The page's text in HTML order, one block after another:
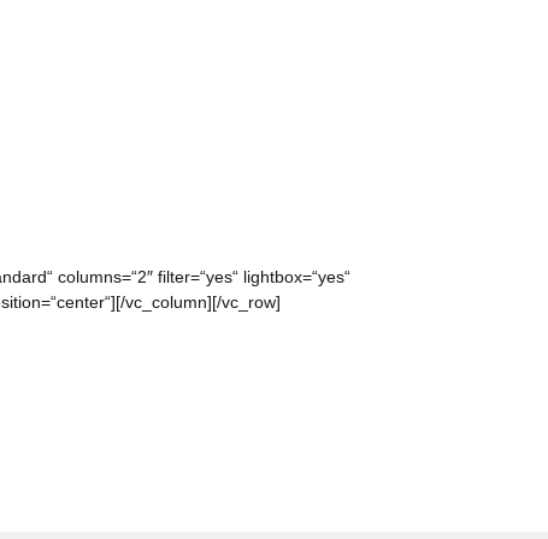
columns=“2″ filter=“yes“ lightbox=“yes“
vc_column][/vc_row]